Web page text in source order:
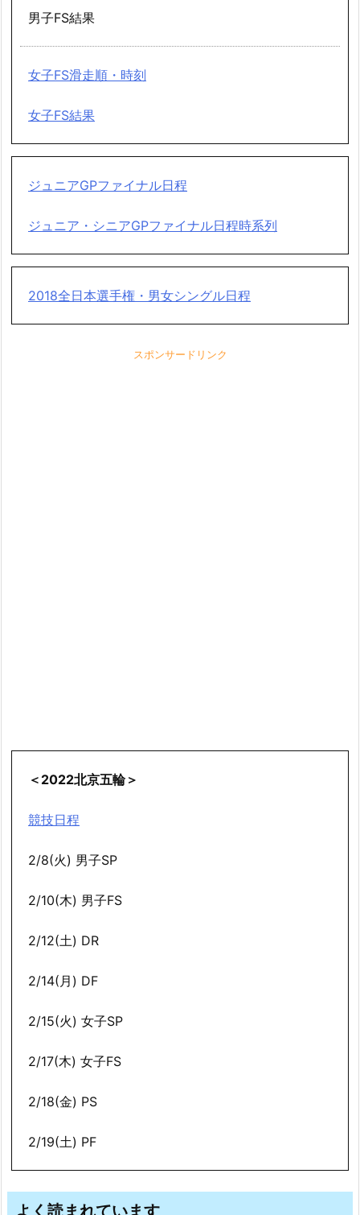
男子FS結果
女子FS滑走順・時刻
女子FS結果
ジュニアGPファイナル日程
ジュニア・シニアGPファイナル日程時系列
2018全日本選手権・男女シングル日程
スポンサードリンク
＜2022北京五輪＞
競技日程
2/8(火) 男子SP
2/10(木) 男子FS
2/12(土) DR
2/14(月) DF
2/15(火) 女子SP
2/17(木) 女子FS
2/18(金) PS
2/19(土) PF
よく読まれています